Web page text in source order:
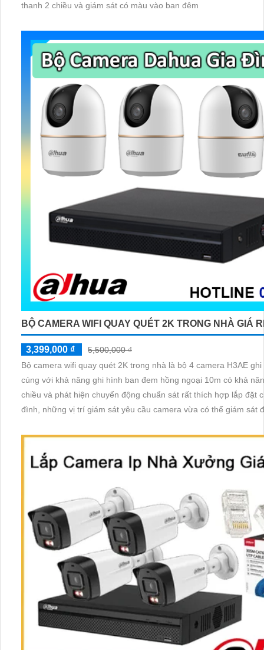
thanh 2 chiều và giám sát có màu vào ban đêm
BỘ CAMERA WIFI QUAY QUÉT 2K TRONG NHÀ GIÁ
3,399,000 ₫
5,500,000 ₫
Bộ camera wifi quay quét 2K trong nhà là bộ 4 camera H3AE
cúng với khả năng ghi hình ban đem hồng ngoại 10m có khả
chiều và phát hiện chuyển động chuẩn sát rất thích hợp lắp đặt
đình, những vị trí giám sát yêu cầu camera vừa có thể giám sát